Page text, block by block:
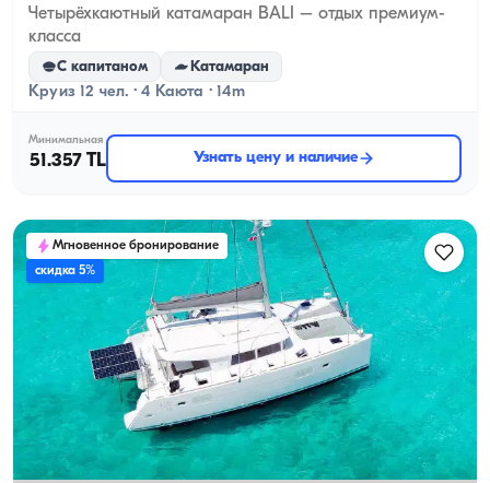
Четырёхкаютный катамаран BALI – отдых премиум-
класса
С капитаном Катамаран
Круиз 12 чел. · 4 Каюта · 14m
Минимальная
51.357 TL Узнать цену и наличие
Мгновенное бронирование
скидка 5%